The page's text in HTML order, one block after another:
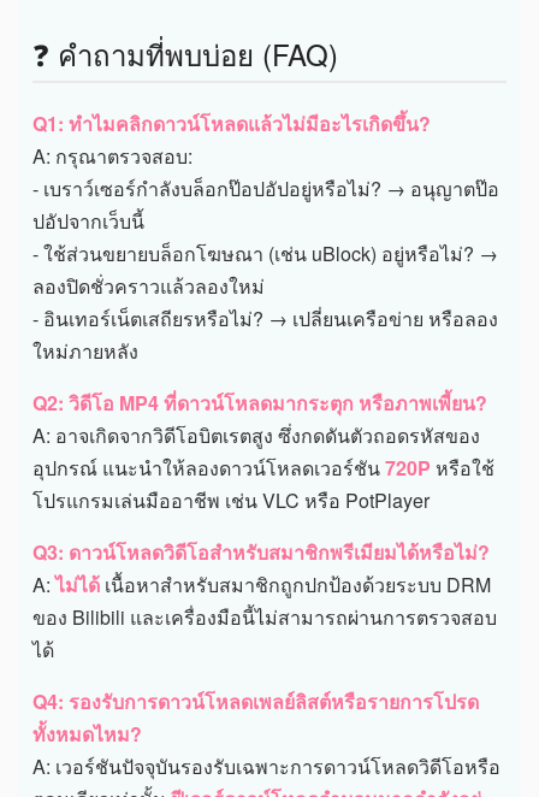
❓ คำถามที่พบบ่อย (FAQ)
Q1: ทำไมคลิกดาวน์โหลดแล้วไม่มีอะไรเกิดขึ้น?
A: กรุณาตรวจสอบ:
- เบราว์เซอร์กำลังบล็อกป๊อปอัปอยู่หรือไม่? → อนุญาตป๊อ
ปอัปจากเว็บนี้
- ใช้ส่วนขยายบล็อกโฆษณา (เช่น uBlock) อยู่หรือไม่? →
ลองปิดชั่วคราวแล้วลองใหม่
- อินเทอร์เน็ตเสถียรหรือไม่? → เปลี่ยนเครือข่าย หรือลอง
ใหม่ภายหลัง
Q2: วิดีโอ MP4 ที่ดาวน์โหลดมากระตุก หรือภาพเพี้ยน?
A: อาจเกิดจากวิดีโอบิตเรตสูง ซึ่งกดดันตัวถอดรหัสของ
อุปกรณ์ แนะนำให้ลองดาวน์โหลดเวอร์ชัน720P หรือใช้
โปรแกรมเล่นมืออาชีพ เช่น VLC หรือ PotPlayer
Q3: ดาวน์โหลดวิดีโอสำหรับสมาชิกพรีเมียมได้หรือไม่?
A:ไม่ได้ เนื้อหาสำหรับสมาชิกถูกปกป้องด้วยระบบ DRM
ของ Bilibili และเครื่องมือนี้ไม่สามารถผ่านการตรวจสอบ
ได้
Q4: รองรับการดาวน์โหลดเพลย์ลิสต์หรือรายการโปรด
ทั้งหมดไหม?
A: เวอร์ชันปัจจุบันรองรับเฉพาะการดาวน์โหลดวิดีโอหรือ